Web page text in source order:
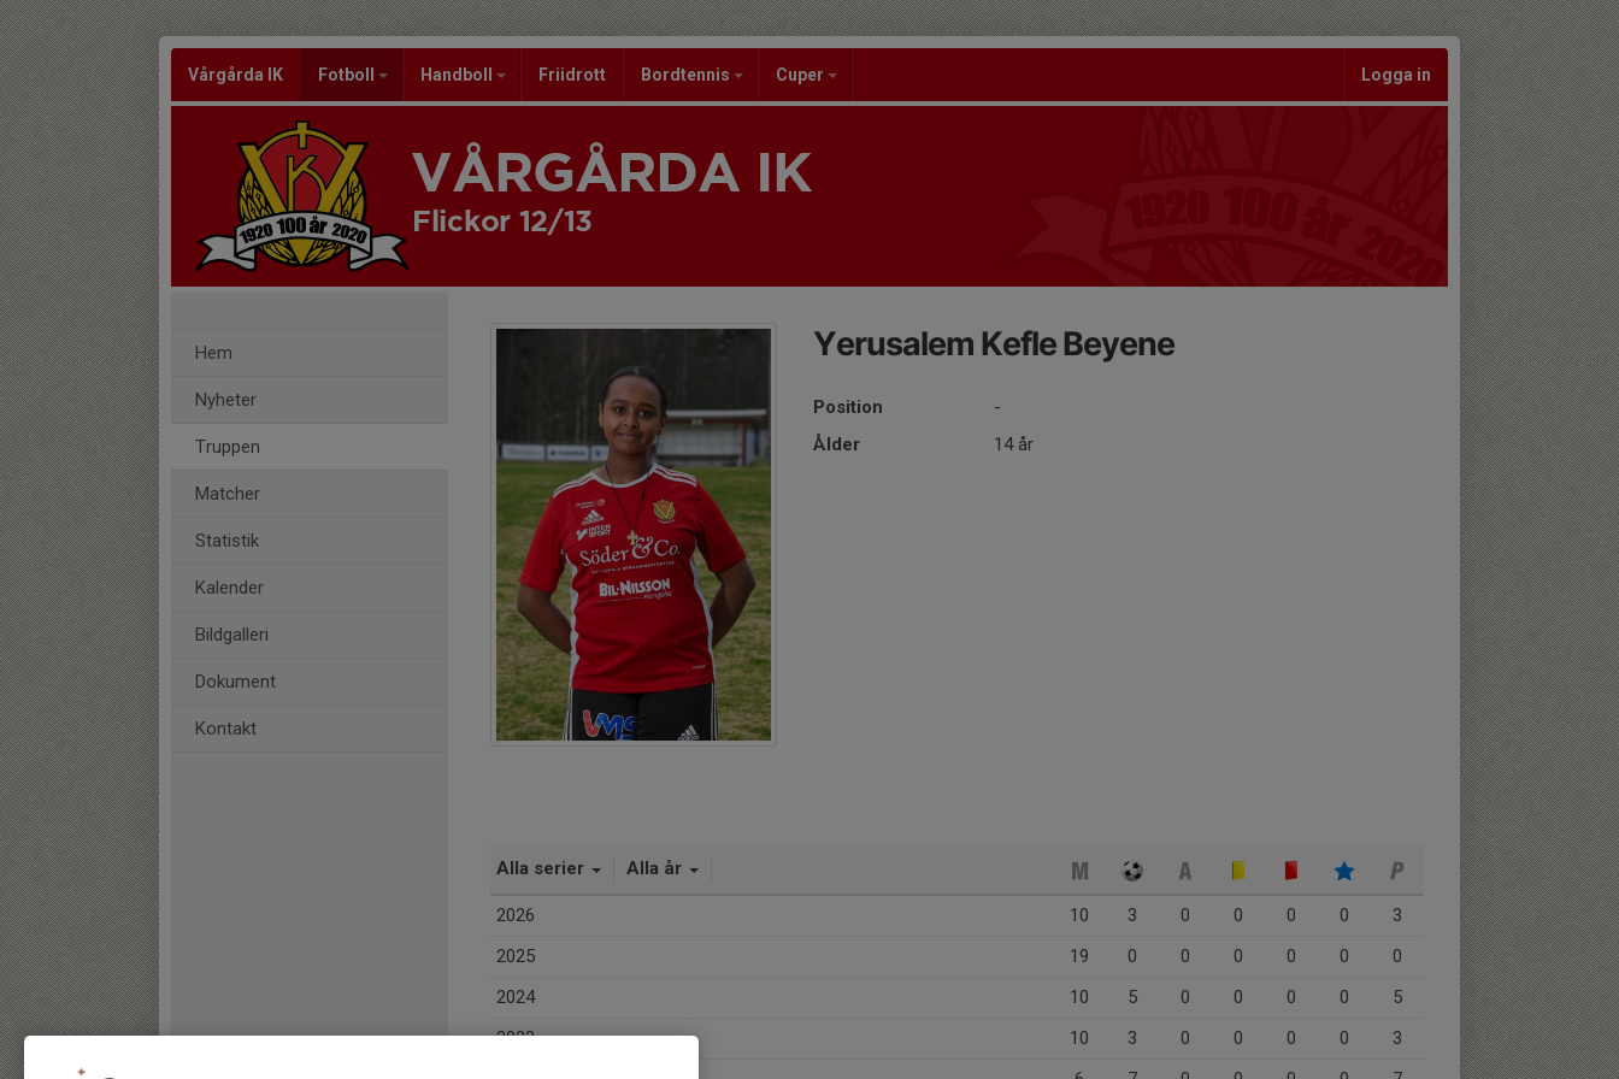
Vårgårda IK Fotboll Handboll Friidrott Bordtennis Cuper Logga in
VÅRGÅRDA IK
Flickor 12/13
Hem
Nyheter
Truppen
Matcher
Statistik
Kalender
Bildgalleri
Dokument
Kontakt
Yerusalem Kefle Beyene
Position
-
Ålder
14 år
Alla serier Alla år
2026 10 3 0 0 0 0
3
2025
19 0 0 0 0 0
0
2024
10 5 0 0 0 0
5
2023
10 3 0 0 0 0
3